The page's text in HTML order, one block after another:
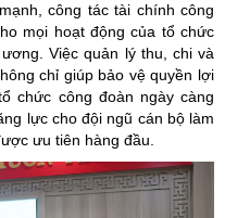
công tác tài chính công
mọi hoạt động của tổ chức
Việc quản lý thu, chi và
chỉ giúp bảo vệ quyền lợi
chức công đoàn ngày càng
lực cho đội ngũ cán bộ làm
ưu tiên hàng đầu.